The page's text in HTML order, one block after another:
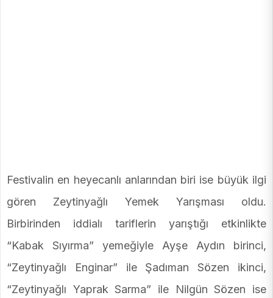
Festivalin en heyecanlı anlarından biri ise büyük ilgi
gören Zeytinyağlı Yemek Yarışması oldu.
Birbirinden iddialı tariflerin yarıştığı etkinlikte
“Kabak Sıyırma” yemeğiyle Ayşe Aydın birinci,
“Zeytinyağlı Enginar” ile Şadıman Sözen ikinci,
“Zeytinyağlı Yaprak Sarma” ile Nilgün Sözen ise